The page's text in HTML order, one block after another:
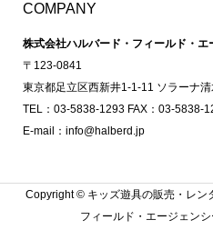
COMPANY
株式会社ハルバード・フィールド・エ
〒123-0841
東京都足立区西新井1-1-11 ソラーナ
TEL：03-5838-1293 FAX：03-5838-
E-mail：info@halberd.jp
Copyright © キッズ遊具の販売・レン
フィールド・エージェン